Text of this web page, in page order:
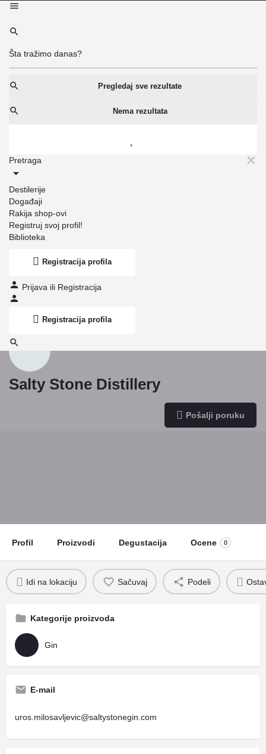
Pregledaj sve rezultate
Nema rezultata
Pretraga
Destilerije
Događaji
Rakija shop-ovi
Registruj svoj profil!
Biblioteka
Registracija profila
Prijava ili Registracija
Registracija profila
Salty Stone Distillery
Pošalji poruku
Profil Proizvodi Degustacija Ocene 0
Idi na lokaciju Sačuvaj Podeli
Kategorije proizvoda
Gin
E-mail
uros.milosavljevic@saltystonegin.com